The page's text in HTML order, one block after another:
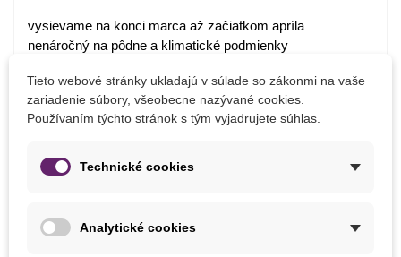
vysievame na konci marca až začiatkom apríla
nenáročný na pôdne a klimatické podmienky
slnečné alebo polotienisté umiestnenie
spon 60x30 cm
v prvom roku vytvára prízemnú ružicu listov, v druhom
Tieto webové stránky ukladajú v súlade so zákonmi na vaše
zariadenie súbory, všeobecne nazývané cookies.
Používaním týchto stránok s tým vyjadrujete súhlas.
Technické cookies
Analytické cookies